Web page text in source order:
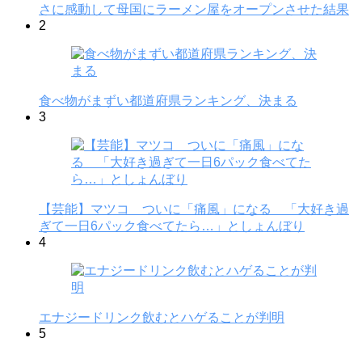
さに感動して母国にラーメン屋をオープンさせた結果
2
食べ物がまずい都道府県ランキング、決まる
3
【芸能】マツコ ついに「痛風」になる 「大好き過
ぎて一日6パック食べてたら…」としょんぼり
4
エナジードリンク飲むとハゲることが判明
5